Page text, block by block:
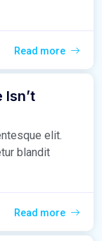
Read more
Isn’t
elit.
blandit
Read more